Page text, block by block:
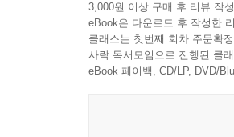
3,000원 이상 구매 후 리뷰 작
eBook은 다운로드 후 작성한
클래스는 첫번째 회차 주문확
사락 독서모임으로 진행된 클
eBook 페이백, CD/LP, DVD/